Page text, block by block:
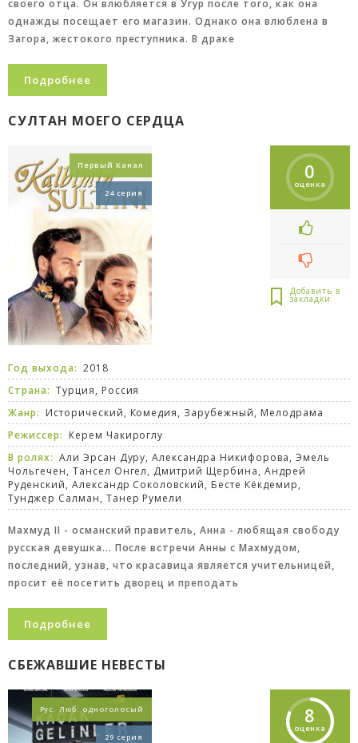
своего отца. Он влюбляется в Угур после того, как она
однажды посещает его магазин. Однако она влюблена в
Загора, жестокого преступника. В драке
Подробнее
СУЛТАН МОЕГО СЕРДЦА
Первый Канал
24 серия
0
оценка
Год выхода: 2018
Страна: Турция, Россия
Жанр: Исторический, Комедия, Зарубежный, Мелодрама
Режиссер: Керем Чакироглу
В ролях: Али Эрсан Дуру, Александра Никифорова, Эмель
Чольгечен, Тансел Онгел, Дмитрий Щербина, Андрей
Руденский, Александр Соколовский, Бесте Кёкдемир,
Тунджер Салман, Танер Румели
Махмуд II - османский правитель, Анна - любящая свободу
русская девушка... После встречи Анны с Махмудом,
последний, узнав, что красавица является учительницей,
просит её посетить дворец и преподать
Подробнее
СБЕЖАВШИЕ НЕВЕСТЫ
Рус. Люб. одноголосый
29 серия
8
оценка